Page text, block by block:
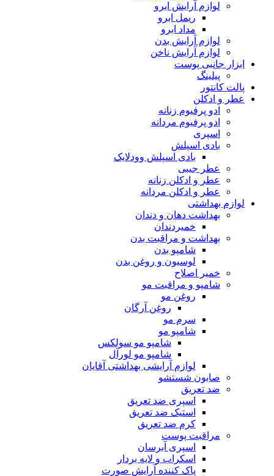
لوازم آرایش ابرو
ریمل ابرو
مداد ابرو
لوازم آرایش بدن
لوازم آرایش ناخن
ابزار جانبی پوست
پیلینگ
پالت کانتور
عطر و ادکلن
ادو پرفیوم زنانه
ادو پرفیوم مردانه
اسپری
بادی اسپلش
بادی اسپلش وودلایک
عطر جیبی
عطر و ادکلن زنانه
عطر و ادکلن مردانه
لوازم بهداشتی
بهداشت دهان و دندان
خمیردندان
بهداشت و مراقبت بدن
شامپو بدن
لوسیون و روغن بدن
خمیر اصلاح
شامپو و مراقبت مو
روغن مو
روغن آرگان
سرم مو
شامپو مو
شامپو مو سولکس
شامپو مو لورآل
لوازم آرایشی بهداشتی آقایان
صابون شستشو
ضد تعریق
اسپری ضد تعریق
استیک ضد تعریق
کرم ضد تعریق
مراقبت پوست
اسپری آبرسان
اسکراب و لایه بردار
پاک کننده آرایش صورت